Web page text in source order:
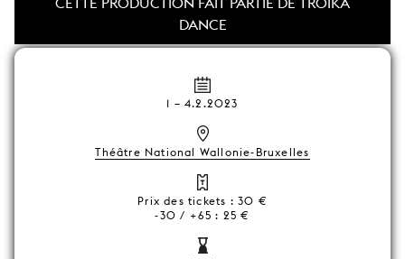
DANCE
1 –4.2.2023
Théâtre National Wallonie-Bruxelles
Prix des tickets : 30 €
-30 / +65 : 25 €